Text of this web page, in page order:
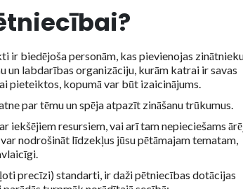
?
ir biedējoša personām, kas pievienojas
un labdarības organizāciju, kurām katrai ir savas
pieteiktos, kopumā var būt izaicinājums.
par tēmu un spēja atpazīt zināšanu trūkumus.
resursiem, vai arī tam nepieciešams
nodrošināt līdzekļus jūsu pētāmajam tematam,
precīzi) standarti, ir daži pētniecības dotācijas